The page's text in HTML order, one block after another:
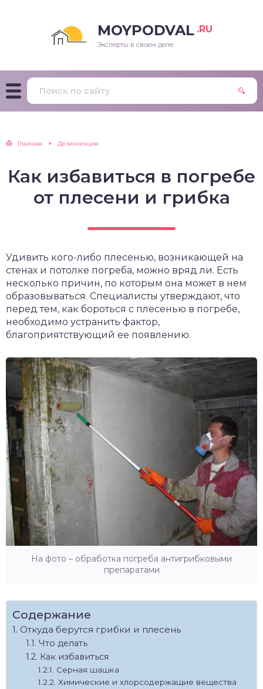
MOYPODVAL .RU
Эксперты в своем деле
Главная Дезинсекция
Как избавиться в погребе
от плесени и грибка
Удивить кого-либо плесенью, возникающей на
стенах и потолке погреба, можно вряд ли. Есть
несколько причин, по которым она может в нем
образовываться. Специалисты утверждают, что
перед тем, как бороться с плесенью в погребе,
необходимо устранить фактор,
благоприятствующий ее появлению.
На фото – обработка погреба антигрибковыми
препаратами
Содержание
Откуда берутся грибки и плесень
Что делать
Как избавиться
Серная шашка
Химические и хлорсодержащие вещества